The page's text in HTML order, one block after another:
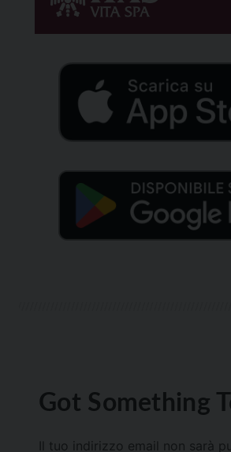
Got Something
Il tuo indirizzo email non sarà